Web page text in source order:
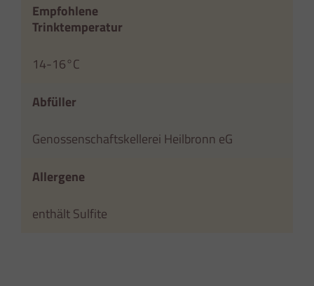
Empfohlene
Trinktemperatur
14-16°C
Abfüller
Genossenschaftskellerei Heilbronn eG
Allergene
enthält Sulfite